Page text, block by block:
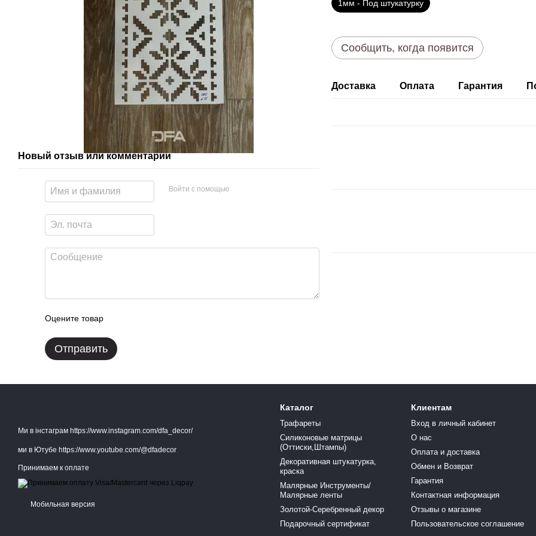
Новый отзыв или комментарий
Войти с помощью
Оцените товар
Отправить
1мм - Под штукатурку
Сообщить, когда появится
Доставка Оплата Гарантия
Ми в інстаграм https://www.instagram.com/dfa_decor/
ми в Ютубе https://www.youtube.com/@dfadecor
Принимаем к оплате
Мобильная версия
Каталог
Трафареты
Силиконовые матрицы
(Оттиски,Штампы)
Декоративная штукатурка,
краска
Малярные Инструменты/
Малярные ленты
Золотой-Серебренный декор
Подарочный сертификат
Клиентам
Вход в личный кабинет
О нас
Оплата и доставка
Обмен и Возврат
Гарантия
Контактная информация
Отзывы о магазине
Пользовательское соглашение